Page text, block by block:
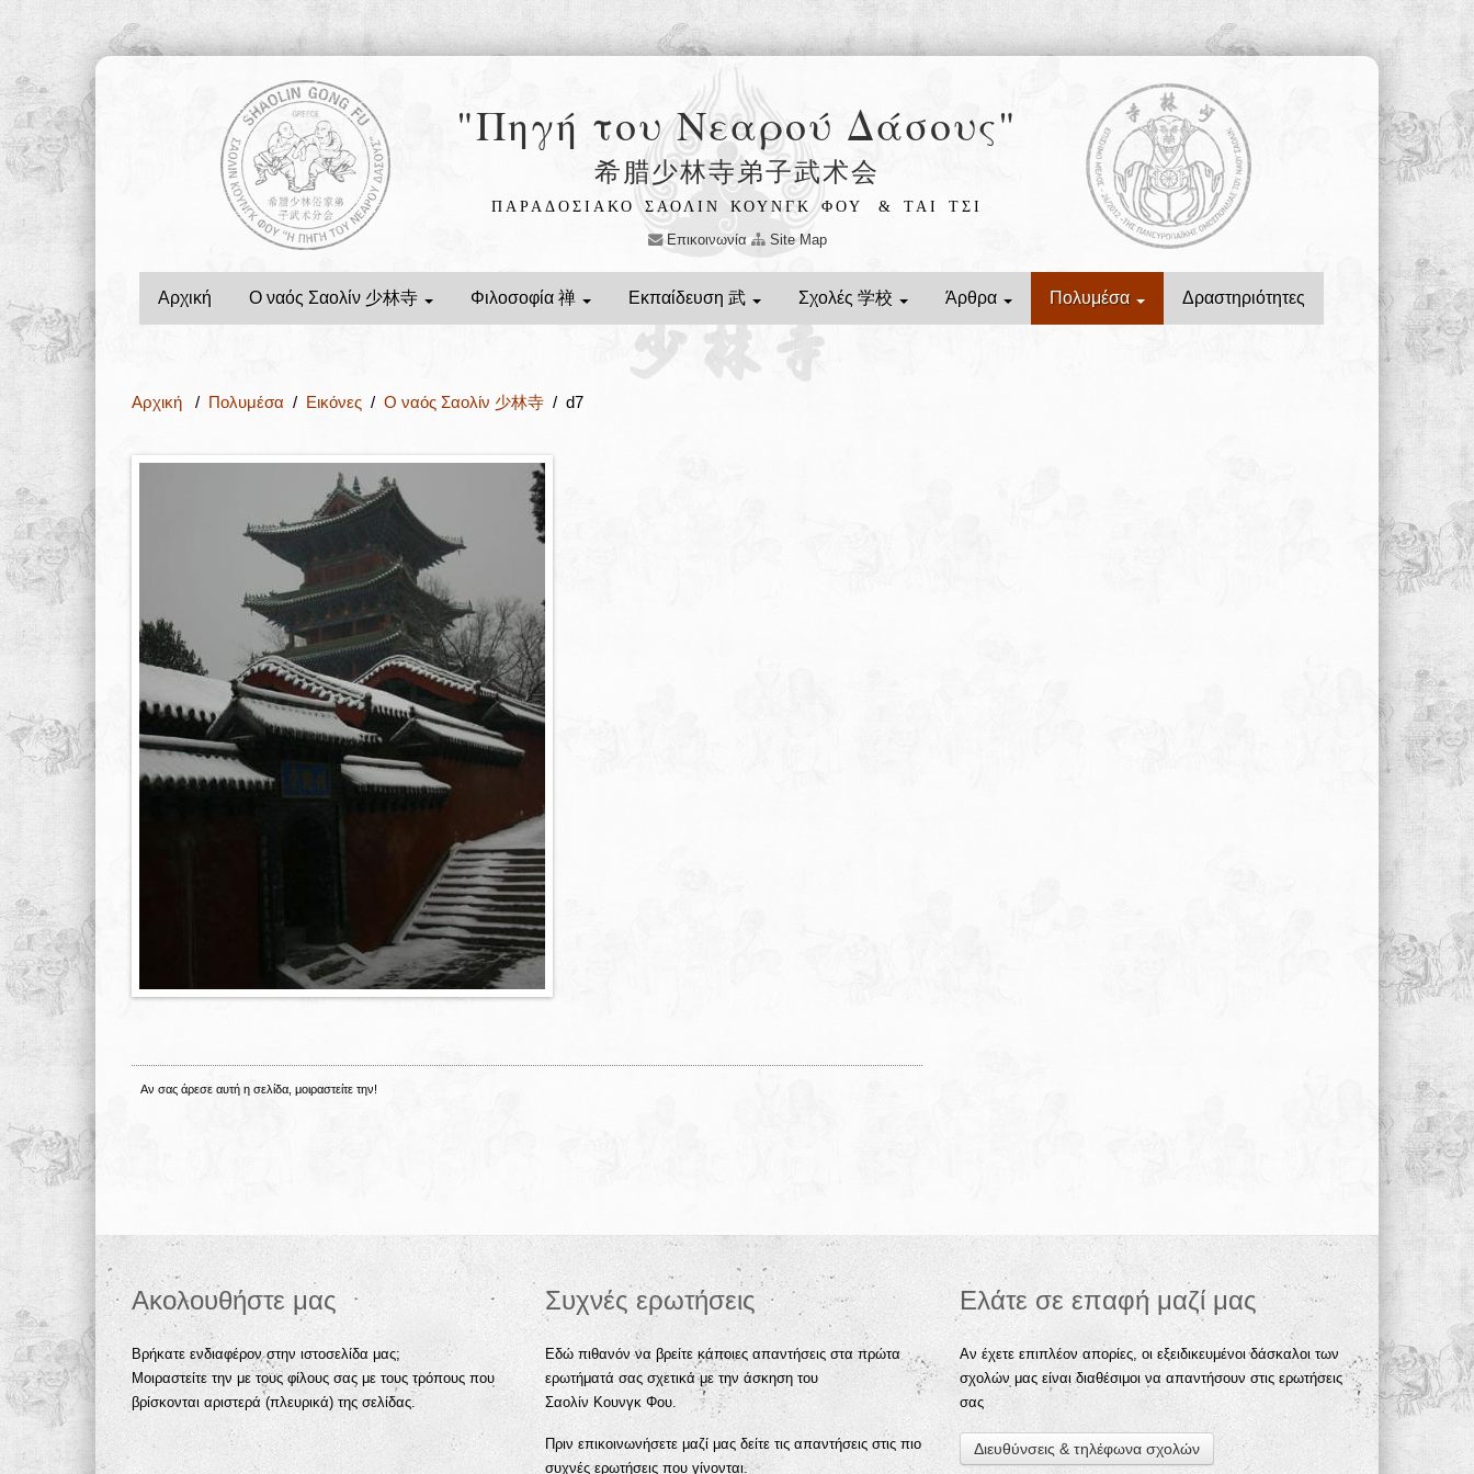
"Πηγή του Νεαρού Δάσους"
希腊少林寺弟子武术会
ΠΑΡΑΔΟΣΙΑΚΟ ΣΑΟΛΙΝ ΚΟΥΝΓΚ ΦΟΥ
& ΤΑΙ ΤΣΙ
Επικοινωνία
Site Map
Αρχική Ο ναός Σαολίν 少林寺 Φιλοσοφία 禅 Εκπαίδευση 武 Σχολές 学校 Άρθρα Πολυμέσα Δραστηριότητες
Αρχική / Πολυμέσα / Εικόνες / Ο ναός Σαολίν 少林寺 / d7
Αν σας άρεσε αυτή η σελίδα, μοιραστείτε την!
Ακολουθήστε μας
Βρήκατε ενδιαφέρον στην ιστοσελίδα μας;
Μοιραστείτε την με τους φίλους σας με τους τρόπους που
βρίσκονται αριστερά (πλευρικά) της σελίδας.
Συχνές ερωτήσεις
Εδώ πιθανόν να βρείτε κάποιες απαντήσεις στα πρώτα
ερωτήματά σας σχετικά με την άσκηση του
Σαολίν Κουνγκ Φου.
Πριν επικοινωνήσετε μαζί μας δείτε τις απαντήσεις στις πιο
συχνές ερωτήσεις που γίνονται.
Ελάτε σε επαφή μαζί μας
Αν έχετε επιπλέον απορίες, οι εξειδικευμένοι δάσκαλοι των
σχολών μας είναι διαθέσιμοι να απαντήσουν στις ερωτήσεις
σας
Διευθύνσεις & τηλέφωνα σχολών